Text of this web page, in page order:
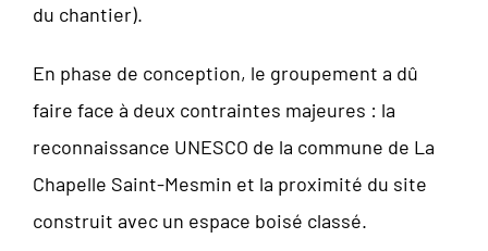
du chantier).
En phase de conception, le groupement a dû
faire face à deux contraintes majeures : la
reconnaissance UNESCO de la commune de La
Chapelle Saint-Mesmin et la proximité du site
construit avec un espace boisé classé.